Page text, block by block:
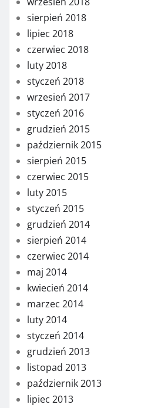
sierpień 2018
lipiec 2018
czerwiec 2018
luty 2018
styczeń 2018
wrzesień 2017
styczeń 2016
grudzień 2015
październik 2015
sierpień 2015
czerwiec 2015
luty 2015
styczeń 2015
grudzień 2014
sierpień 2014
czerwiec 2014
maj 2014
kwiecień 2014
marzec 2014
luty 2014
styczeń 2014
grudzień 2013
listopad 2013
październik 2013
lipiec 2013